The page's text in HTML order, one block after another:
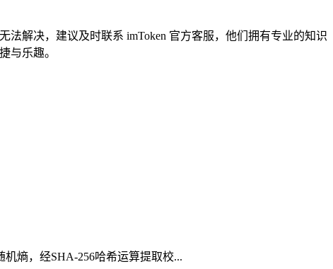
解决，建议及时联系 imToken 官方客服，他们拥有专业的知识
与乐趣。
熵，经SHA-256哈希运算提取校...